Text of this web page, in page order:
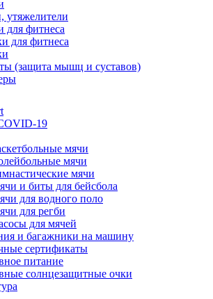
утяжелители
для фитнеса
для фитнеса
(защита мышц и суставов)
19
мячи
мячи
мячи
и биты для бейсбола
для водного поло
для регби
для мячей
и багажники на машину
сертификаты
питание
солнцезащитные очки